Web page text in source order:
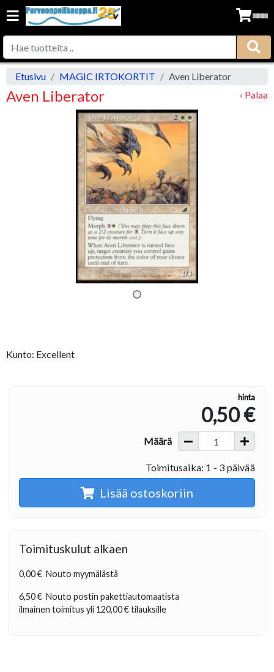
Etusivu MAGIC IRTOKORTIT Aven Liberator
Aven Liberator ‹ Palaa
Kunto: Excellent
hinta
0,50 €
Määrä
Toimitusaika: 1 - 3 päivää
Lisää ostoskoriin
Toimituskulut alkaen
0,00 € Nouto myymälästä
6,50 € Nouto postin pakettiautomaatista
ilmainen toimitus yli 120,00 €tilauksille